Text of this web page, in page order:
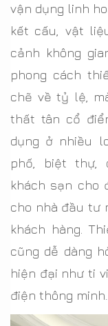
vận dụng linh
kết cấu, vật
cảnh không
phong cách
chẽ về tỷ lệ,
thất tân cổ
dụng ở nhiều
phố, biệt thự,
khách sạn cho
cho nhà đầu tư
khách hàng.
cũng dễ dàng
hiện đại như ti
điện thông